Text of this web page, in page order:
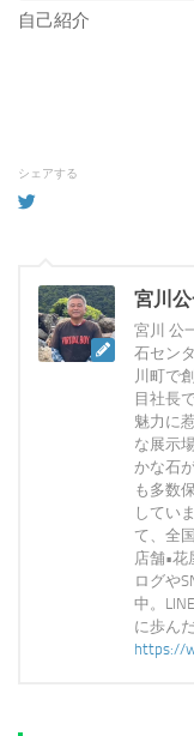
自己紹介
シェアする
宮川
宮川 公
石セン
川町で
目社長
魅力に
な展示
かな石
も多数
してい
て、全
店舗•
ログや
中。
に歩ん
https://